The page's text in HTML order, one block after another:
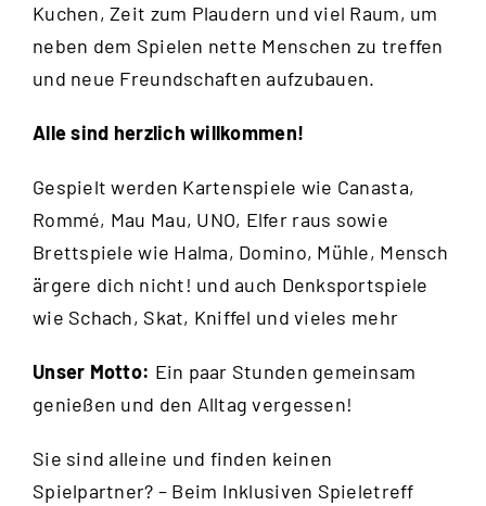
Kuchen, Zeit zum Plaudern und viel Raum, um
neben dem Spielen nette Menschen zu treffen
und neue Freundschaften aufzubauen.
Alle sind herzlich willkommen!
Gespielt werden Kartenspiele wie Canasta,
Rommé, Mau Mau, UNO, Elfer raus sowie
Brettspiele wie Halma, Domino, Mühle, Mensch
ärgere dich nicht! und auch Denksportspiele
wie Schach, Skat, Kniffel und vieles mehr
Unser Motto: Ein paar Stunden gemeinsam
genießen und den Alltag vergessen!
Sie sind alleine und finden keinen
Spielpartner? – Beim Inklusiven Spieletreff